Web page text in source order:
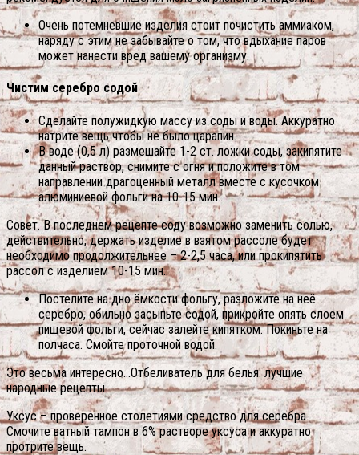
Очень потемневшие изделия стоит почистить аммиаком,
наряду с этим не забывайте о том, что вдыхание паров
может нанести вред вашему организму.
Чистим серебро содой
Сделайте полужидкую массу из соды и воды. Аккуратно
натрите вещь чтобы не было царапин.
В воде (0,5 л) размешайте 1-2 ст. ложки соды, закипятите
данный раствор, снимите с огня и положите в том
направлении драгоценный металл вместе с кусочком
алюминиевой фольги на 10-15 мин..
Совет. В последнем рецепте соду возможно заменить солью,
действительно, держать изделие в взятом рассоле будет
необходимо продолжительнее – 2-2,5 часа, или прокипятить
рассол с изделием 10-15 мин..
Постелите на дно ёмкости фольгу, разложите на неё
серебро, обильно засыпьте содой, прикройте опять слоем
пищевой фольги, сейчас залейте кипятком. Покиньте на
полчаса. Смойте проточной водой.
Это весьма интересно…Отбеливатель для белья: лучшие
народные рецепты
Уксус – проверенное столетиями средство для серебра.
Смочите ватный тампон в 6% растворе уксуса и аккуратно
протрите вещь.